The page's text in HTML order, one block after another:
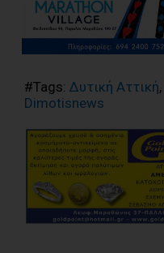
#Tags: Δυτική Αττική,
Dimotisnews